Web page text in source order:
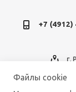
+7 (4912)
г.
Файлы cookie